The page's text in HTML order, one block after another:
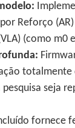
Reforço
(como m0
seja
fornece